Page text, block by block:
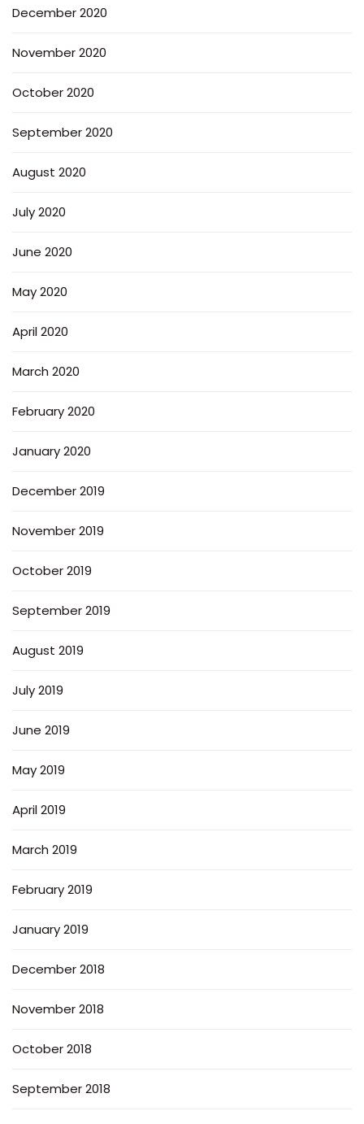
December 2020
November 2020
October 2020
September 2020
August 2020
July 2020
June 2020
May 2020
April 2020
March 2020
February 2020
January 2020
December 2019
November 2019
October 2019
September 2019
August 2019
July 2019
June 2019
May 2019
April 2019
March 2019
February 2019
January 2019
December 2018
November 2018
October 2018
September 2018